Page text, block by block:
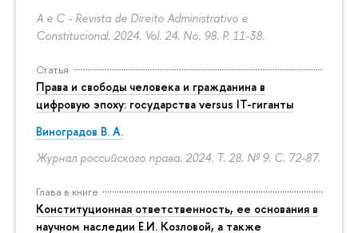
A e C - Revista de Direito Administrativo e
Constitucional. 2024. Vol. 24. No. 98. P. 11-38.
Статья
Права и свободы человека и гражданина в
цифровую эпоху: государства versus IT-гиганты
Виноградов В. А.
Журнал российского права. 2024. Т. 28. № 9. С. 72-87.
Глава в книге
Конституционная ответственность, ее основания в
научном наследии Е.И. Козловой, а также